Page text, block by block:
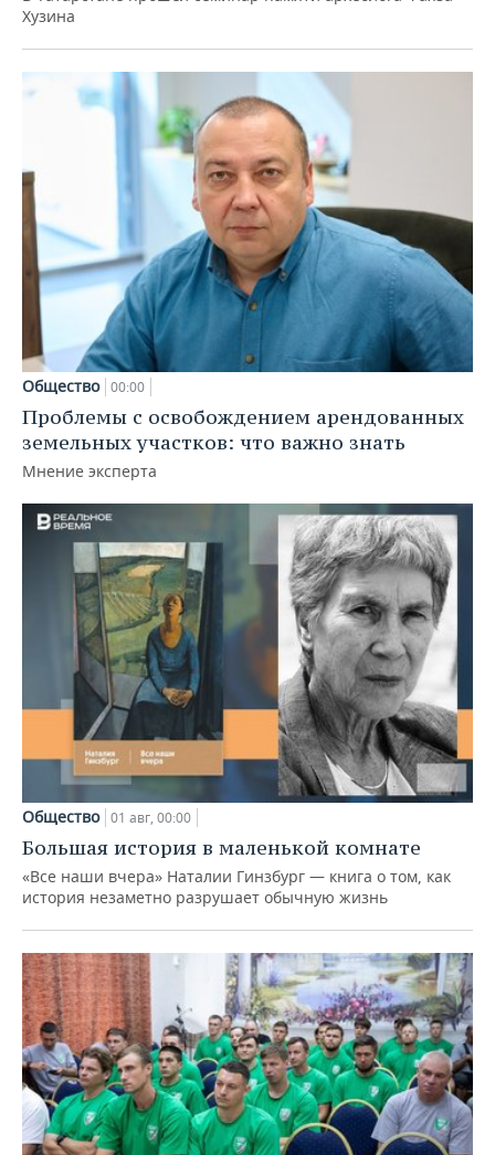
Хузина
Общество 00:00
Проблемы с освобождением арендованных
земельных участков: что важно знать
Мнение эксперта
Общество 01 авг, 00:00
Большая история в маленькой комнате
«Все наши вчера» Наталии Гинзбург — книга о том, как
история незаметно разрушает обычную жизнь